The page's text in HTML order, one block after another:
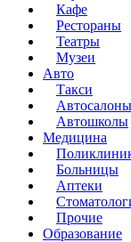
Кафе
Рестораны
Театры
Музеи
Авто
Такси
Автосалоны
Автошколы
Медицина
Больницы
Аптеки
Прочие
Образование